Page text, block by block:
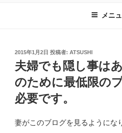
メニ
投
日:
2015年1月2日 投稿者: ATSUSHI
夫婦でも隠し事は
のために最低限の
必要です。
妻がこのブログを見るようにな